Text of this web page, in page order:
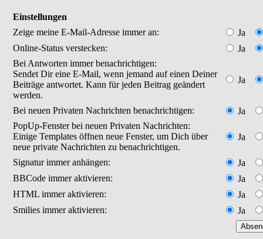
Einstellungen
Zeige meine E-Mail-Adresse immer an:
Ja
Online-Status verstecken:
Ja
Bei Antworten immer benachrichtigen:
Sendet Dir eine E-Mail, wenn jemand auf einen Deiner
Beiträge antwortet. Kann für jeden Beitrag geändert
werden.
Ja
Bei neuen Privaten Nachrichten benachrichtigen:
Ja
PopUp-Fenster bei neuen Privaten Nachrichten:
Einige Templates öffnen neue Fenster, um Dich über
neue private Nachrichten zu benachrichtigen.
Ja
Signatur immer anhängen:
Ja
BBCode immer aktivieren:
Ja
HTML immer aktivieren:
Ja
Smilies immer aktivieren:
Ja